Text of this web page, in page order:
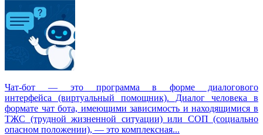
Чат-бот — это программа в форме диалогового
интерфейса (виртуальный помощник). Диалог человека в
формате чат бота, имеющими зависимость и находящимися в
ТЖС (трудной жизненной ситуации) или СОП (социально
опасном положении), — это комплексная...